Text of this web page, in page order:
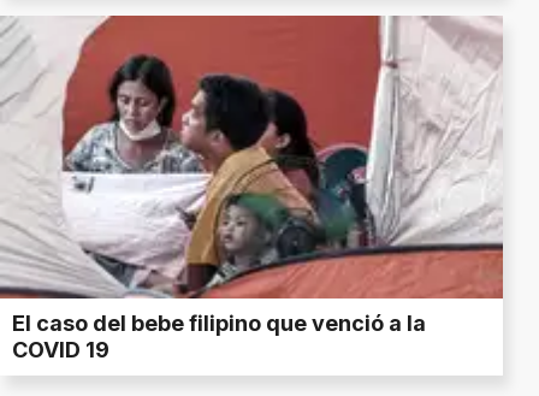
El caso del bebe filipino que venció a la
COVID 19